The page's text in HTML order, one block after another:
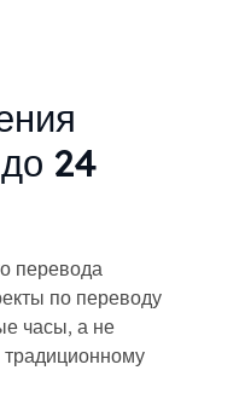
24
перевода
по переводу
часы, а не
традиционному